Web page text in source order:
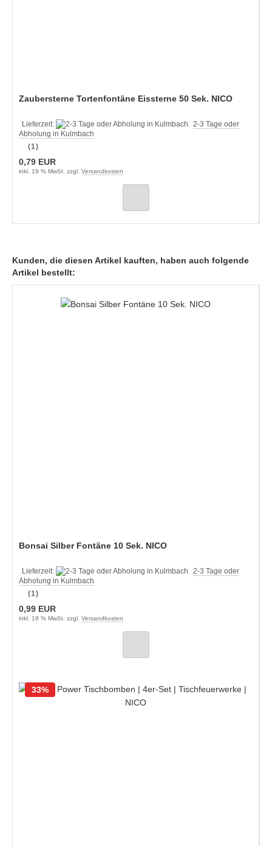
Zaubersterne Tortenfontäne Eissterne 50 Sek. NICO
Lieferzeit:
2-3 Tage oder
Abholung in Kulmbach
(1)
0,79 EUR
inkl. 19 % MwSt. zzgl. Versandkosten
Kunden, die diesen Artikel kauften, haben auch folgende
Artikel bestellt:
Bonsai Silber Fontäne 10 Sek. NICO
Lieferzeit:
2-3 Tage oder
Abholung in Kulmbach
(1)
0,99 EUR
inkl. 19 % MwSt. zzgl. Versandkosten
33%